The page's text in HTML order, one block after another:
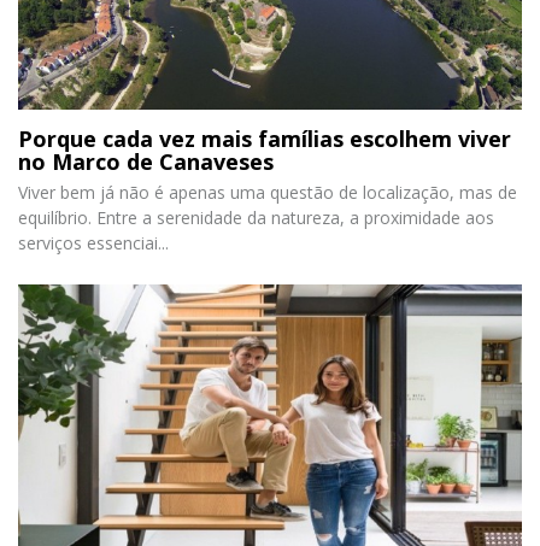
Porque cada vez mais famílias escolhem viver
no Marco de Canaveses
Viver bem já não é apenas uma questão de localização, mas de
equilíbrio. Entre a serenidade da natureza, a proximidade aos
serviços essenciai...